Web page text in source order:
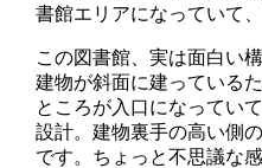
書館エリアになっていて
この図書館、実は面白い
建物が斜面に建っている
ところが入口になってい
設計。建物裏手の高い側
です。ちょっと不思議な